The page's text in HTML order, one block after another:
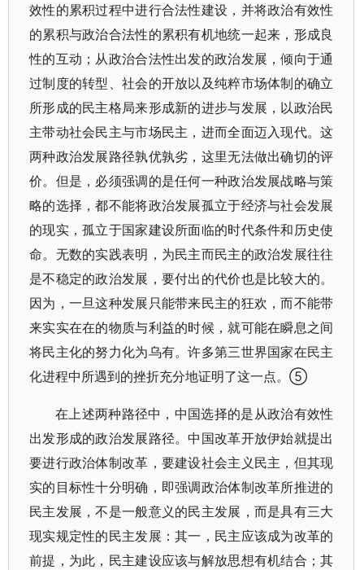
效性的累积过程中进行合法性建设，并将政治有效性
的累积与政治合法性的累积有机地统一起来，形成良
性的互动；从政治合法性出发的政治发展，倾向于通
过制度的转型、社会的开放以及纯粹市场体制的确立
所形成的民主格局来形成新的进步与发展，以政治民
主带动社会民主与市场民主，进而全面迈入现代。这
两种政治发展路径孰优孰劣，这里无法做出确切的评
价。但是，必须强调的是任何一种政治发展战略与策
略的选择，都不能将政治发展孤立于经济与社会发展
的现实，孤立于国家建设所面临的时代条件和历史使
命。无数的实践表明，为民主而民主的政治发展往往
是不稳定的政治发展，要付出的代价也是比较大的。
因为，一旦这种发展只能带来民主的狂欢，而不能带
来实实在在的物质与利益的时候，就可能在瞬息之间
将民主化的努力化为乌有。许多第三世界国家在民主
化进程中所遇到的挫折充分地证明了这一点。⑤
在上述两种路径中，中国选择的是从政治有效性
出发形成的政治发展路径。中国改革开放伊始就提出
要进行政治体制改革，要建设社会主义民主，但其现
实的目标性十分明确，即强调政治体制改革所推进的
民主发展，不是一般意义的民主发展，而是具有三大
现实规定性的民主发展：其一，民主应该成为改革的
前提，为此，民主建设应该与解放思想有机结合；其